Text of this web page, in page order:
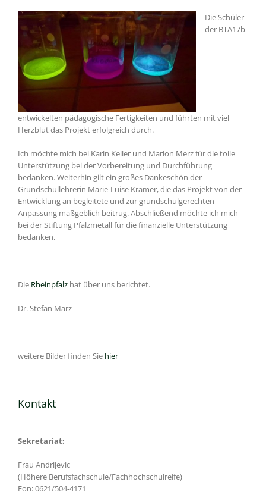
Die Schüler
der BTA17b
entwickelten pädagogische Fertigkeiten und führten mit viel
Herzblut das Projekt erfolgreich durch.
Ich möchte mich bei Karin Keller und Marion Merz für die tolle
Unterstützung bei der Vorbereitung und Durchführung
bedanken. Weiterhin gilt ein großes Dankeschön der
Grundschullehrerin Marie-Luise Krämer, die das Projekt von der
Entwicklung an begleitete und zur grundschulgerechten
Anpassung maßgeblich beitrug. Abschließend möchte ich mich
bei der Stiftung Pfalzmetall für die finanzielle Unterstützung
bedanken.
Die Rheinpfalz hat über uns berichtet.
Dr. Stefan Marz
weitere Bilder finden Sie hier
Kontakt
Sekretariat:
Frau Andrijevic
(Höhere Berufsfachschule/Fachhochschulreife)
Fon: 0621/504-4171